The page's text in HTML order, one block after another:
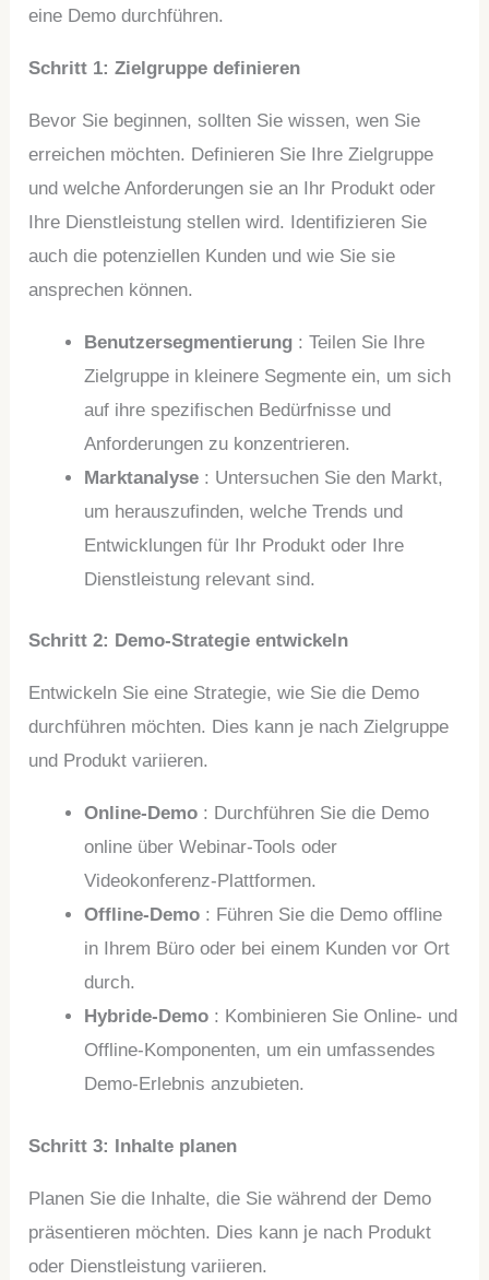
eine Demo durchführen.
Schritt 1: Zielgruppe definieren
Bevor Sie beginnen, sollten Sie wissen, wen Sie
erreichen möchten. Definieren Sie Ihre Zielgruppe
und welche Anforderungen sie an Ihr Produkt oder
Ihre Dienstleistung stellen wird. Identifizieren Sie
auch die potenziellen Kunden und wie Sie sie
ansprechen können.
Benutzersegmentierung : Teilen Sie Ihre
Zielgruppe in kleinere Segmente ein, um sich
auf ihre spezifischen Bedürfnisse und
Anforderungen zu konzentrieren.
Marktanalyse : Untersuchen Sie den Markt,
um herauszufinden, welche Trends und
Entwicklungen für Ihr Produkt oder Ihre
Dienstleistung relevant sind.
Schritt 2: Demo-Strategie entwickeln
Entwickeln Sie eine Strategie, wie Sie die Demo
durchführen möchten. Dies kann je nach Zielgruppe
und Produkt variieren.
Online-Demo : Durchführen Sie die Demo
online über Webinar-Tools oder
Videokonferenz-Plattformen.
Offline-Demo : Führen Sie die Demo offline
in Ihrem Büro oder bei einem Kunden vor Ort
durch.
Hybride-Demo : Kombinieren Sie Online- und
Offline-Komponenten, um ein umfassendes
Demo-Erlebnis anzubieten.
Schritt 3: Inhalte planen
Planen Sie die Inhalte, die Sie während der Demo
präsentieren möchten. Dies kann je nach Produkt
oder Dienstleistung variieren.